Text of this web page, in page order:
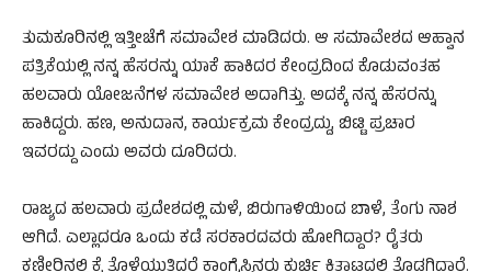
ತುಮಕೂರಿನಲ್ಲಿ ಇತ್ತೀಚೆಗೆ ಸಮಾವೇಶ ಮಾಡಿದರು. ಆ‌ ಸಮಾವೇಶದ ಆಹ್ವಾನ
ಪತ್ರಿಕೆಯಲ್ಲಿ ನನ್ನ ಹೆಸರನ್ನು ಯಾಕೆ ಹಾಕಿದರ ಕೇಂದ್ರದಿಂದ ಕೊಡುವಂತಹ
ಹಲವಾರು ಯೋಜನೆಗಳ‌ ಸಮಾವೇಶ ಅದಾಗಿತ್ತು. ಅದಕ್ಕೆ ನನ್ನ ಹೆಸರನ್ನು
ಹಾಕಿದ್ದರು. ಹಣ, ಅನುದಾನ, ಕಾರ್ಯಕ್ರಮ ಕೇಂದ್ರದ್ದು, ಬಿಟ್ಟಿ ಪ್ರಚಾರ
ಇವರದ್ದು ಎಂದು ಅವರು ದೂರಿದರು.
ರಾಜ್ಯದ ಹಲವಾರು ಪ್ರದೇಶದಲ್ಲಿ ಮಳೆ, ‌ಬಿರುಗಾಳಿಯಿಂದ ಬಾಳೆ, ತೆಂಗು ನಾಶ
ಆಗಿದೆ. ಎಲ್ಲಾದರೂ ಒಂದು ಕಡೆ ಸರಕಾರದವರು ಹೋಗಿದ್ದಾರ? ರೈತರು